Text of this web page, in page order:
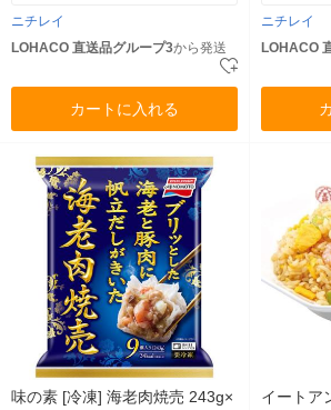
ニチレイ
LOHACO 直送品グループ3から発送
カートに入れる
ニチレイ
LOHACO
味の素 [冷凍] 海老肉焼売 243g×
イートア